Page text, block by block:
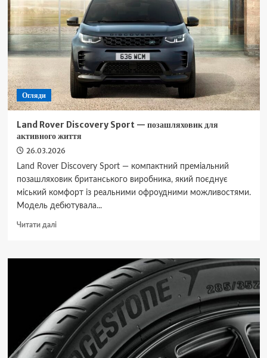
Огляди
Land Rover Discovery Sport — позашляховик для
активного життя
26.03.2026
Land Rover Discovery Sport — компактний преміальний
позашляховик британського виробника, який поєднує
міський комфорт із реальними офроудними можливостями.
Модель дебютувала...
Читати даліДокладніше
Rover
позашляховик
для
активного
життя